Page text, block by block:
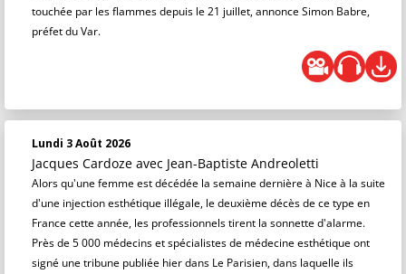
touchée par les flammes depuis le 21 juillet, annonce Simon Babre,
préfet du Var.
Lundi 3 Août 2026
Jacques Cardoze avec Jean-Baptiste Andreoletti
Alors qu'une femme est décédée la semaine dernière à Nice à la suite
d'une injection esthétique illégale, le deuxième décès de ce type en
France cette année, les professionnels tirent la sonnette d'alarme.
Près de 5 000 médecins et spécialistes de médecine esthétique ont
signé une tribune publiée hier dans Le Parisien, dans laquelle ils